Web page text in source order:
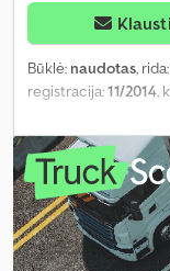
Klausti
Būklė: naudotas, rida:
registracija:11/2014,
Euro 6, sėdimų vietų
plotis:
2 550 mm,
4 m³ , krovimo vietos
mm, krovos erdvės
šildytuvas,
kondicionavimas,